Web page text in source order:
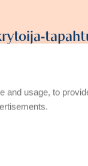
tyypit
ja mukavan.
and usage, to